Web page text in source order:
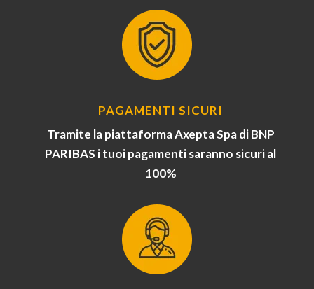
PAGAMENTI SICURI
Tramite la piattaforma Axepta Spa di BNP
PARIBAS i tuoi pagamenti saranno sicuri al
100%